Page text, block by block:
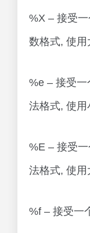
%X – 接受
数格式, 使用
%e – 接受
法格式, 使
%E – 接受
法格式, 使
%f – 接受一